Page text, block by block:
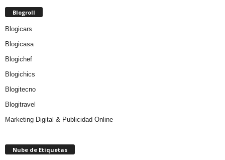
Blogroll
Blogicars
Blogicasa
Blogichef
Blogichics
Blogitecno
Blogitravel
Marketing Digital & Publicidad Online
Nube de Etiquetas